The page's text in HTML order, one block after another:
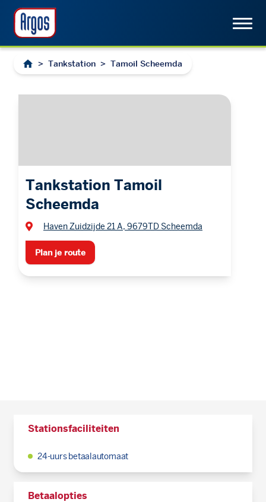
> Tankstation > Tamoil Scheemda
Tankstation Tamoil
Scheemda
Haven Zuidzijde 21 A, 9679TD Scheemda
Plan je route
Stationsfaciliteiten
24-uurs betaalautomaat
Betaalopties